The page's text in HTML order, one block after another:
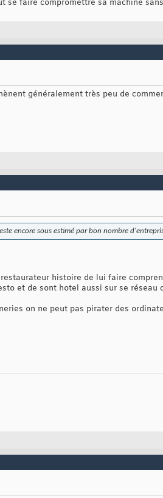
se faire compromettre sa machine
généralement très peu de
encore sous estimé par bon nombre
histoire de lui faire
et de sont hotel aussi sur se réseau
on ne peut pas pirater des